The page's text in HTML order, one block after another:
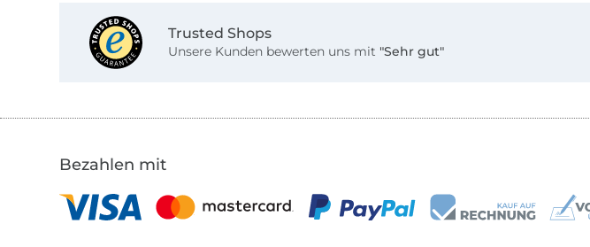
Trusted Shops
Unsere Kunden bewerten uns mit "Sehr gut"
Bezahlen mit